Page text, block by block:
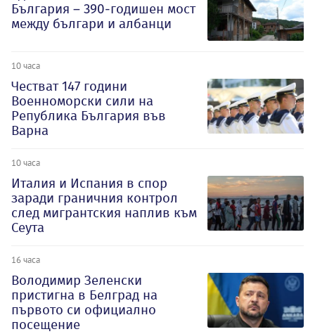
България – 390-годишен мост
между българи и албанци
10 часа
Честват 147 години
Военноморски сили на
Република България във
Варна
10 часа
Италия и Испания в спор
заради граничния контрол
след мигрантския наплив към
Сеута
16 часа
Володимир Зеленски
пристигна в Белград на
първото си официално
посещение